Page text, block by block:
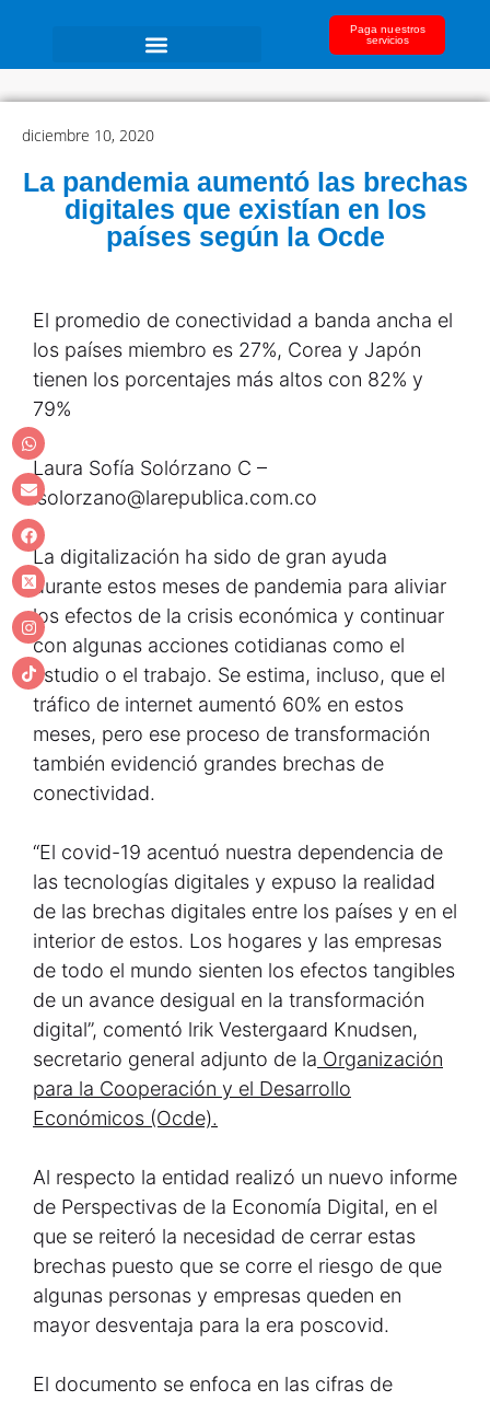
Paga nuestros
servicios
diciembre 10, 2020
La pandemia aumentó las brechas
digitales que existían en los
países según la Ocde
El promedio de conectividad a banda ancha el
los países miembro es 27%, Corea y Japón
tienen los porcentajes más altos con 82% y
79%
Laura Sofía Solórzano C –
lsolorzano@larepublica.com.co
La digitalización ha sido de gran ayuda
durante estos meses de pandemia para aliviar
los efectos de la crisis económica y continuar
con algunas acciones cotidianas como el
estudio o el trabajo. Se estima, incluso, que el
tráfico de internet aumentó 60% en estos
meses, pero ese proceso de transformación
también evidenció grandes brechas de
conectividad.
“El covid-19 acentuó nuestra dependencia de
las tecnologías digitales y expuso la realidad
de las brechas digitales entre los países y en el
interior de estos. Los hogares y las empresas
de todo el mundo sienten los efectos tangibles
de un avance desigual en la transformación
digital”, comentó lrik Vestergaard Knudsen,
secretario general adjunto de la Organización
para la Cooperación y el Desarrollo
Económicos (Ocde).
Al respecto la entidad realizó un nuevo informe
de Perspectivas de la Economía Digital, en el
que se reiteró la necesidad de cerrar estas
brechas puesto que se corre el riesgo de que
algunas personas y empresas queden en
mayor desventaja para la era poscovid.
El documento se enfoca en las cifras de